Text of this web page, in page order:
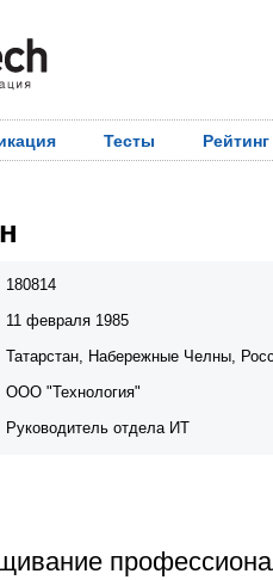
Тесты Рейтинг
180814
11 февраля 1985
Татарстан, Набережные Челны,
ООО "Технология"
Руководитель отдела ИТ